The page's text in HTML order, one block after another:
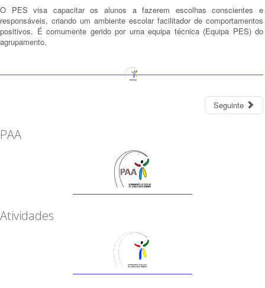
O PES visa capacitar os alunos a fazerem escolhas conscientes e
responsáveis, criando um ambiente escolar facilitador de comportamentos
positivos. É comumente gerido por uma equipa técnica (Equipa PES) do
agrupamento.
Seguinte
PAA
Atividades